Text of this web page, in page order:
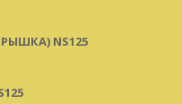
NS125